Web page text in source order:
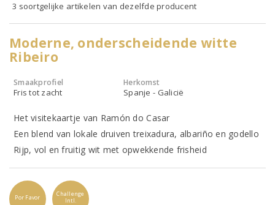
3 soortgelijke artikelen van dezelfde producent
Moderne, onderscheidende witte
Ribeiro
Smaakprofiel
Fris tot zacht
Herkomst
Spanje - Galicië
Het visitekaartje van Ramón do Casar
Een blend van lokale druiven treixadura, albariño en godello
Rijp, vol en fruitig wit met opwekkende frisheid
Por Favor
Challenge
Intl.